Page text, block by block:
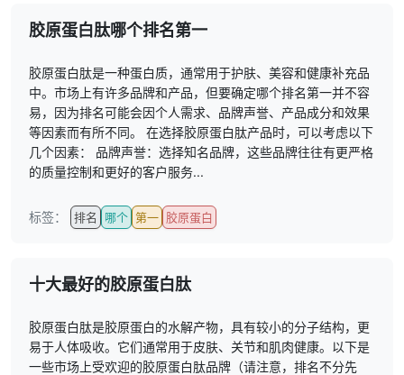
胶原蛋白肽哪个排名第一
胶原蛋白肽是一种蛋白质，通常用于护肤、美容和健康补充品
中。市场上有许多品牌和产品，但要确定哪个排名第一并不容
易，因为排名可能会因个人需求、品牌声誉、产品成分和效果
等因素而有所不同。 在选择胶原蛋白肽产品时，可以考虑以下
几个因素： 品牌声誉：选择知名品牌，这些品牌往往有更严格
的质量控制和更好的客户服务...
标签： 排名 哪个 第一 胶原蛋白
十大最好的胶原蛋白肽
胶原蛋白肽是胶原蛋白的水解产物，具有较小的分子结构，更
易于人体吸收。它们通常用于皮肤、关节和肌肉健康。以下是
一些市场上受欢迎的胶原蛋白肽品牌（请注意，排名不分先